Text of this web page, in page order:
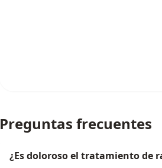
Preguntas frecuentes
¿Es doloroso el tratamiento de